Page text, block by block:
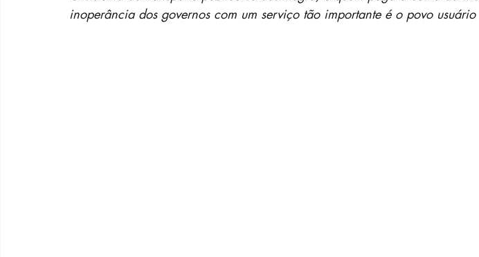
inoperância dos governos com um serviço tão importante é o povo usuário